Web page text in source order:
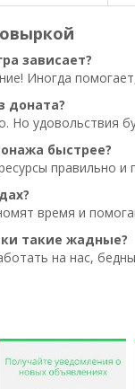
зависает?
Иногда
доната?
Но удовольствия
быстрее?
правильно и
время и
такие жадные?
на нас,